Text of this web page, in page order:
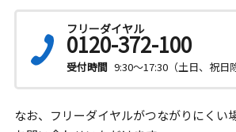
フリーダイヤル
0120-372-100
受付時間 9:30～17:30（土日、祝日
なお、フリーダイヤルがつながりにくい